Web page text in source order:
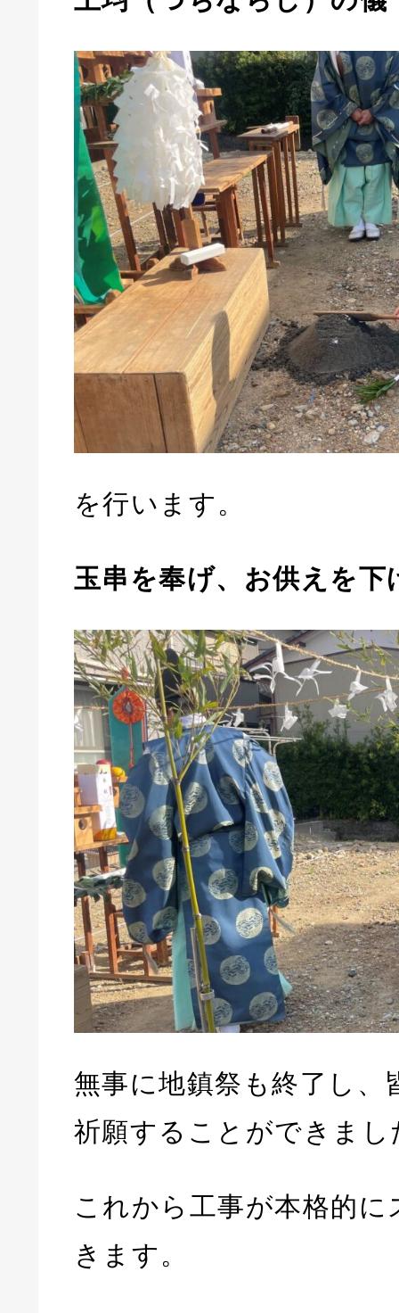
を行います。
玉串を奉げ、お供えを下
無事に地鎮祭も終了し、
祈願することができまし
これから工事が本格的
きます。